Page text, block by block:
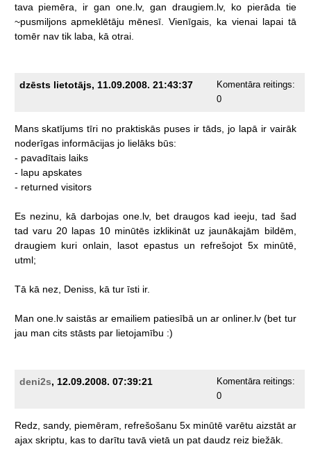
tava piemēra, ir gan one.lv, gan draugiem.lv, ko pierāda tie
~pusmiljons apmeklētāju mēnesī. Vienīgais, ka vienai lapai tā
tomēr nav tik laba, kā otrai.
dzēsts lietotājs, 11.09.2008. 21:43:37
Komentāra reitings:
0
Mans skatījums tīri no praktiskās puses ir tāds, jo lapā ir vairāk
noderīgas informācijas jo lielāks būs:
- pavadītais laiks
- lapu apskates
- returned visitors
Es nezinu, kā darbojas one.lv, bet draugos kad ieeju, tad šad
tad varu 20 lapas 10 minūtēs izklikināt uz jaunākajām bildēm,
draugiem kuri onlain, lasot epastus un refrešojot 5x minūtē,
utml;
Tā kā nez, Deniss, kā tur īsti ir.
Man one.lv saistās ar emailiem patiesībā un ar onliner.lv (bet tur
jau man cits stāsts par lietojamību :)
deni2s, 12.09.2008. 07:39:21
Komentāra reitings:
0
Redz, sandy, piemēram, refrešošanu 5x minūtē varētu aizstāt ar
ajax skriptu, kas to darītu tavā vietā un pat daudz reiz biežāk.